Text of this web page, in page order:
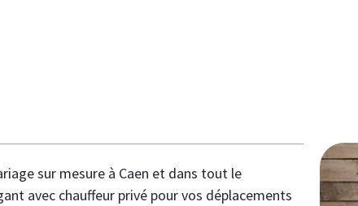
sur mesure à Caen et dans tout le
avec chauffeur privé pour vos déplacements